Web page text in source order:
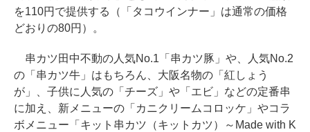
を110円で提供する（「タコウインナー」は通常の価格
どおりの80円）。
串カツ田中不動の人気No.1「串カツ豚」や、人気No.2
の「串カツ牛」はもちろん、大阪名物の「紅しょう
が」、子供に人気の「チーズ」や「エビ」などの定番串
に加え、新メニューの「カニクリームコロッケ」やコラ
ボメニュー「キット串カツ（キットカツ）～Made with K